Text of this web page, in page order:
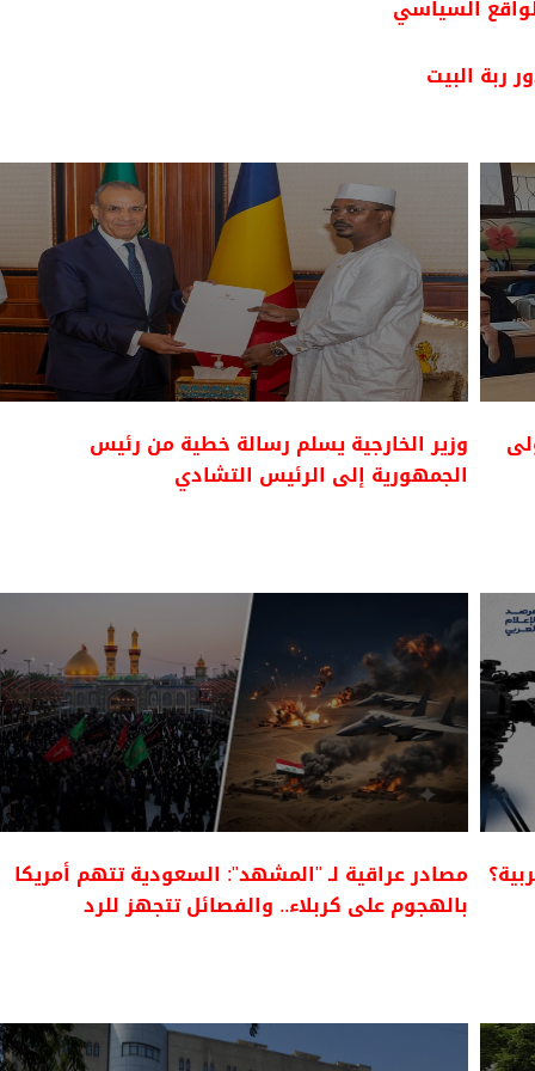
السياسي
ربة البيت
وزير الخارجية يسلم رسالة خطية من رئيس
الجمهورية إلى الرئيس التشادي
مصادر عراقية لـ "المشهد": السعودية تتهم أمريكا
بالهجوم على كربلاء.. والفصائل تتجهز للرد